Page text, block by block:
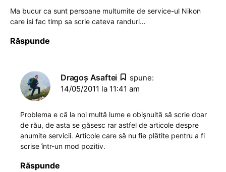
Ma bucur ca sunt persoane multumite de service-ul Nikon
care isi fac timp sa scrie cateva randuri…
Răspunde
Dragoş Asaftei
spune:
14/05/2011 la 11:41 am
Problema e că la noi multă lume e obișnuită să scrie doar
de rău, de asta se găsesc rar astfel de articole despre
anumite servicii. Articole care să nu fie plătite pentru a fi
scrise într-un mod pozitiv.
Răspunde